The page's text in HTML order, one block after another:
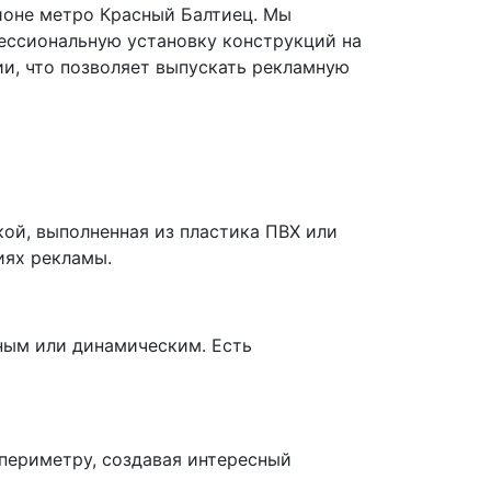
метро Красный Балтиец. Мы
установку конструкций на
что позволяет выпускать рекламную
выполненная из пластика ПВХ или
рекламы.
или динамическим. Есть
создавая интересный